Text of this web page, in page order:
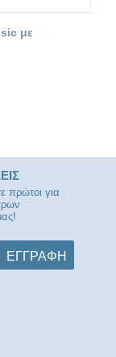
με
πρώτοι για
ΕΓΓΡΑΦΉ